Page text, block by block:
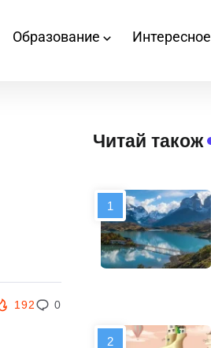
Образование Интересное
192 0
Читай також